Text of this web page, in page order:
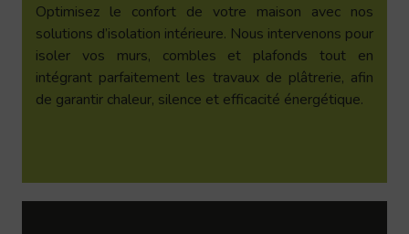
Optimisez le confort de votre maison avec nos
solutions d’isolation intérieure. Nous intervenons pour
isoler vos murs, combles et plafonds tout en
intégrant parfaitement les travaux de plâtrerie, afin
de garantir chaleur, silence et efficacité énergétique.